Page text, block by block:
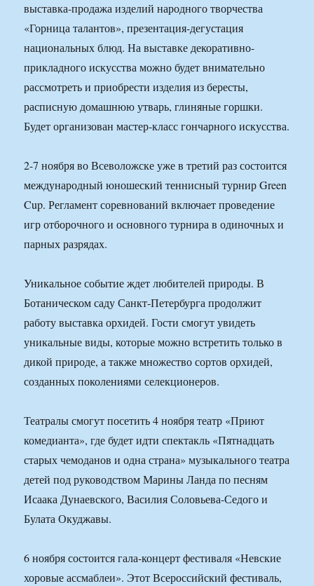
выставка-продажа изделий народного творчества
«Горница талантов», презентация-дегустация
национальных блюд. На выставке декоративно-
прикладного искусства можно будет внимательно
рассмотреть и приобрести изделия из бересты,
расписную домашнюю утварь, глиняные горшки.
Будет организован мастер-класс гончарного искусства.
2-7 ноября во Всеволожске уже в третий раз состоится
международный юношеский теннисный турнир Green
Cup. Регламент соревнований включает проведение
игр отборочного и основного турнира в одиночных и
парных разрядах.
Уникальное событие ждет любителей природы. В
Ботаническом саду Санкт-Петербурга продолжит
работу выставка орхидей. Гости смогут увидеть
уникальные виды, которые можно встретить только в
дикой природе, а также множество сортов орхидей,
созданных поколениями селекционеров.
Театралы смогут посетить 4 ноября театр «Приют
комедианта», где будет идти спектакль «Пятнадцать
старых чемоданов и одна страна» музыкального театра
детей под руководством Марины Ланда по песням
Исаака Дунаевского, Василия Соловьева-Седого и
Булата Окуджавы.
6 ноября состоится гала-концерт фестиваля «Невские
хоровые ассмаблеи». Этот Всероссийский фестиваль,